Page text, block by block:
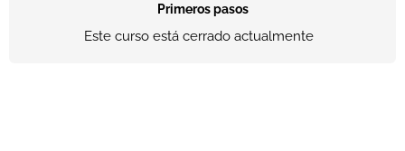
Primeros pasos
Este curso está cerrado actualmente